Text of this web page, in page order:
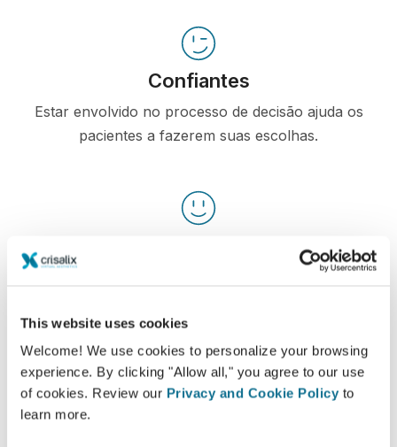
This website uses cookies
Welcome! We use cookies to personalize your browsing
experience. By clicking "Allow all," you agree to our use
of cookies. Review our Privacy and Cookie Policy to
learn more.
Confiantes
Estar envolvido no processo de decisão ajuda os
pacientes a fazerem suas escolhas.
100% das mulheres afirmaram que estavam
depois de terem visto a simulação 3D antes da
operação*.
*Pesquisa Online realizada com pacientes que se submeteram